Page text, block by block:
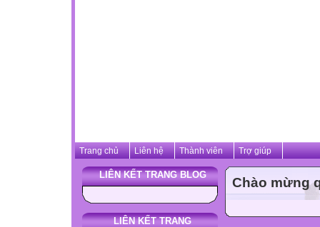
Trang chủ Liên hệ Thành viên Trợ giúp
LIÊN KẾT TRANG BLOG
LIÊN KẾT TRANG
Chào mừng